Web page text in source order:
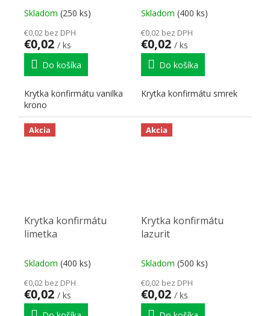
Skladom (250 ks)
€0,02 bez DPH
€0,02 / ks
Do košíka
Krytka konfirmátu vanilka
krono
Skladom (400 ks)
€0,02 bez DPH
€0,02 / ks
Do košíka
Krytka konfirmátu smrek
Akcia
Krytka konfirmátu
limetka
Skladom (400 ks)
€0,02 bez DPH
€0,02 / ks
Akcia
Krytka konfirmátu
lazurit
Skladom (500 ks)
€0,02 bez DPH
€0,02 / ks